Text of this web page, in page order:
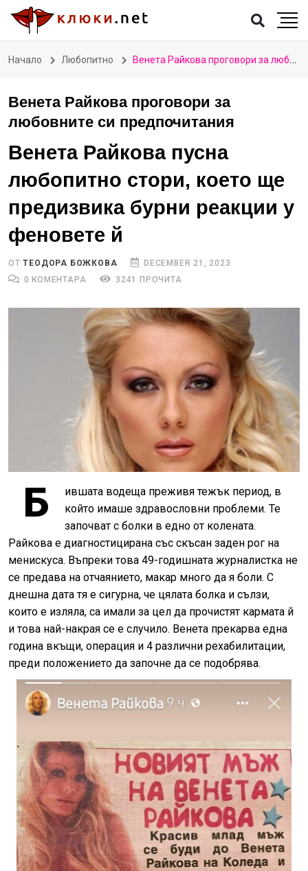
Начало Любопитно Венета Райкова проговори за любовните си предпочитания
Венета Райкова проговори за
любовните си предпочитания
Венета Райкова пусна
любопитно стори, което ще
предизвика бурни реакции у
феновете й
ОТTЕОДОРА БОЖКОВА
DECEMBER 21, 2023
0 КОМЕНТАРА
3241 ПРОЧИТА
Б
ившата водеща преживя тежък период, в
който имаше здравословни проблеми. Те
започват с болки в едно от колената.
Райкова е диагностицирана със скъсан заден рог на
менискуса. Въпреки това 49-годишната журналистка не
се предава на отчаянието, макар много да я боли. С
днешна дата тя е сигурна, че цялата болка и сълзи,
които е изляла, са имали за цел да прочистят кармата й
и това най-накрая се е случило. Венета прекарва една
година вкъщи, операция и 4 различни рехабилитации,
преди положението да започне да се подобрява.